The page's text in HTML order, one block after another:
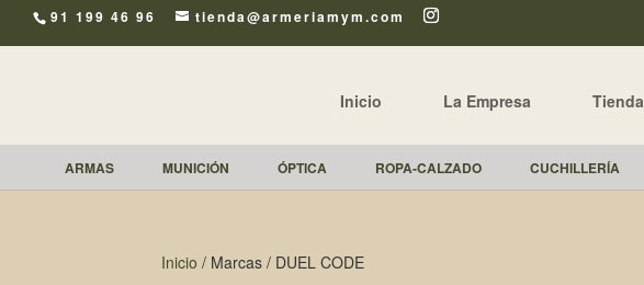
91 199 46 96 tienda@armeriamym.com
Inicio La Empresa Tienda
ARMAS MUNICIÓN ÓPTICA ROPA-CALZADO CUCHILLERÍA
Inicio / Marcas / DUEL CODE